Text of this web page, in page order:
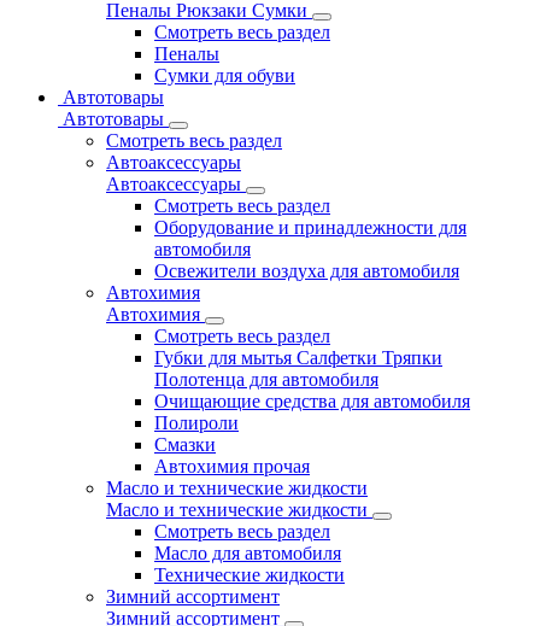
Пеналы Рюкзаки Сумки
Смотреть весь раздел
Пеналы
Сумки для обуви
Автотовары
Автотовары
Смотреть весь раздел
Автоаксессуары
Автоаксессуары
Смотреть весь раздел
Оборудование и принадлежности для
автомобиля
Освежители воздуха для автомобиля
Автохимия
Автохимия
Смотреть весь раздел
Губки для мытья Салфетки Тряпки
Полотенца для автомобиля
Очищающие средства для автомобиля
Полироли
Смазки
Автохимия прочая
Масло и технические жидкости
Масло и технические жидкости
Смотреть весь раздел
Масло для автомобиля
Технические жидкости
Зимний ассортимент
Зимний ассортимент